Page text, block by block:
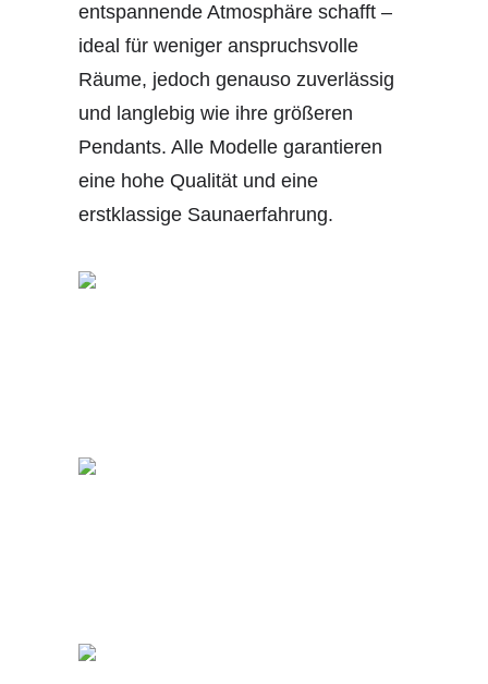
entspannende Atmosphäre schafft –
ideal für weniger anspruchsvolle
Räume, jedoch genauso zuverlässig
und langlebig wie ihre größeren
Pendants. Alle Modelle garantieren
eine hohe Qualität und eine
erstklassige Saunaerfahrung.